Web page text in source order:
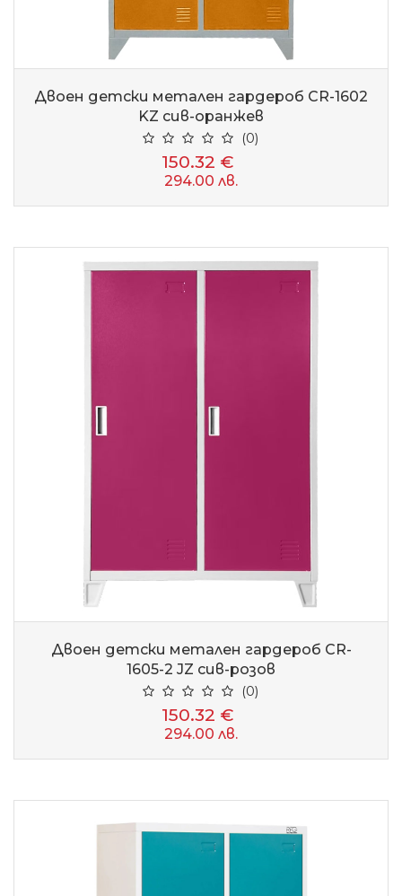
Двоен детски метален гардероб CR-1602
KZ сив-оранжев
(0)
150.32 €
294.00 лв.
Двоен детски метален гардероб CR-
1605-2 JZ сив-розов
(0)
150.32 €
294.00 лв.